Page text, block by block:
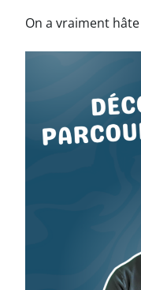
On a vraiment